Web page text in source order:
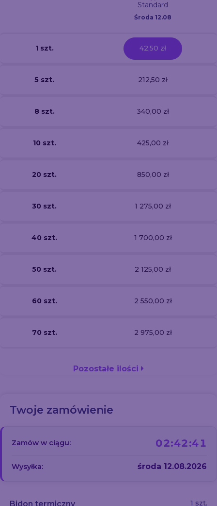
Standard
Środa 12.08
1 szt. 42,50 zł
5 szt. 212,50 zł
8 szt. 340,00 zł
10 szt. 425,00 zł
20 szt. 850,00 zł
30 szt. 1 275,00 zł
40 szt. 1 700,00 zł
50 szt. 2 125,00 zł
60 szt. 2 550,00 zł
70 szt. 2 975,00 zł
Pozostałe ilości
Twoje zamówienie
Zamów w ciągu: 02:42:40
Wysyłka: środa 12.08.2026
Bidon termiczny 1 szt.